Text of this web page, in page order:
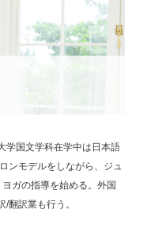
学国文学科在学中は日本語
ンモデルをしながら、ジュ
ガの指導を始める。外国
翻訳業も行う。